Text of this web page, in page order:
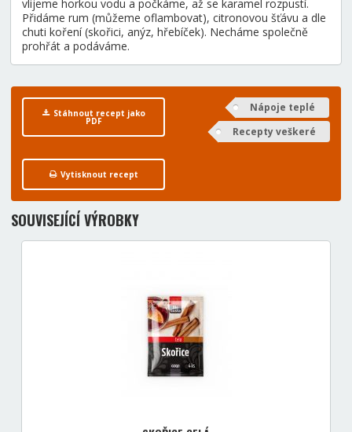
vlijeme horkou vodu a počkáme, až se karamel rozpustí.
Přidáme rum (můžeme oflambovat), citronovou šťávu a dle
chuti koření (skořici, anýz, hřebíček). Necháme společně
prohřát a podáváme.
Stáhnout recept jako
PDF
Vytisknout recept
Nápoje teplé
Recepty veškeré
SOUVISEJÍCÍ VÝROBKY